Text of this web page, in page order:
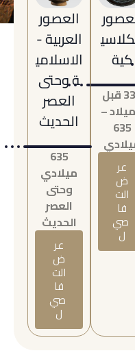
كية
333 قبل
–
635
عر
ض
الت
فا
صي
ل
العصور
العربية -
الاسلامي
ة وحتى
العصر
الحديث
635
ميلادي
وحتى
العصر
الحديث
عر
ض
الت
فا
صي
ل